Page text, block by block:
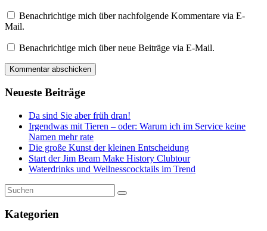
Benachrichtige mich über nachfolgende Kommentare via E-
Mail.
Benachrichtige mich über neue Beiträge via E-Mail.
Neueste Beiträge
Da sind Sie aber früh dran!
Irgendwas mit Tieren – oder: Warum ich im Service keine
Namen mehr rate
Die große Kunst der kleinen Entscheidung
Start der Jim Beam Make History Clubtour
Waterdrinks und Wellnesscocktails im Trend
Kategorien